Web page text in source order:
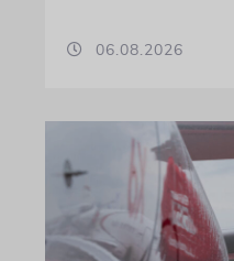
06.08.2026